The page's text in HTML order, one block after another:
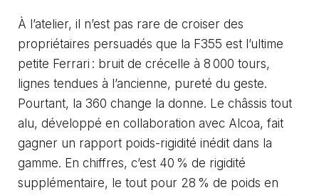
À l’atelier, il n’est pas rare de croiser des
propriétaires persuadés que la F355 est l’ultime
petite Ferrari : bruit de crécelle à 8 000 tours,
lignes tendues à l’ancienne, pureté du geste.
Pourtant, la 360 change la donne. Le châssis tout
alu, développé en collaboration avec Alcoa, fait
gagner un rapport poids-rigidité inédit dans la
gamme. En chiffres, c’est 40 % de rigidité
supplémentaire, le tout pour 28 % de poids en